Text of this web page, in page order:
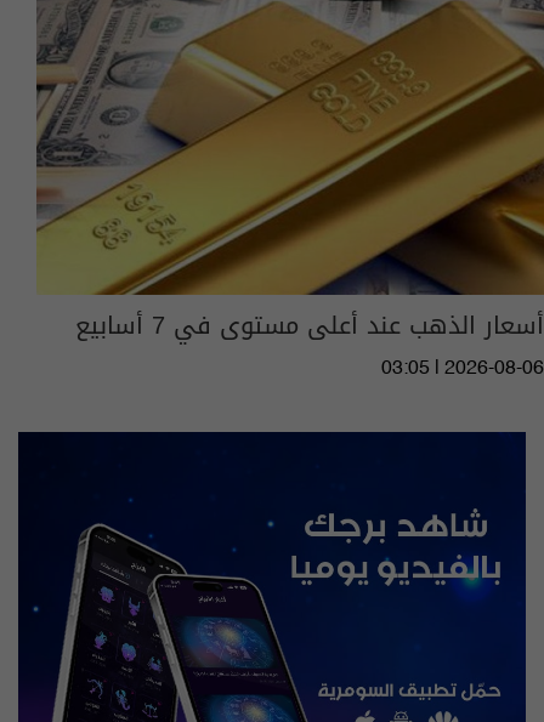
أسعار الذهب عند أعلى مستوى في 7 أسابيع
03:05 | 2026-08-06